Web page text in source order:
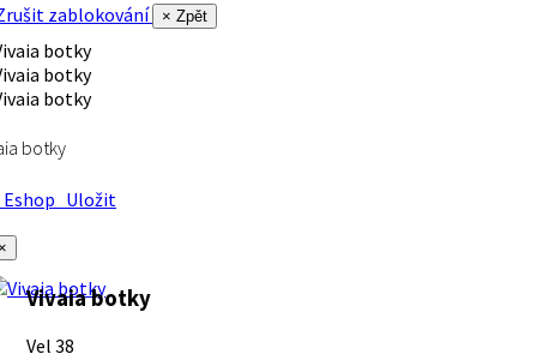
zablokování
× Zpět
botky
Uložit
Vivaia botky
Vel 38